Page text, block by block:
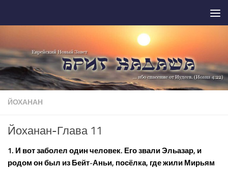
ЙОХАНАН
Йоханан-Глава 11
1. И вот заболел один человек. Его звали Эльазар, и
родом он был из Бейт-Аньи, посёлка, где жили Мирьям